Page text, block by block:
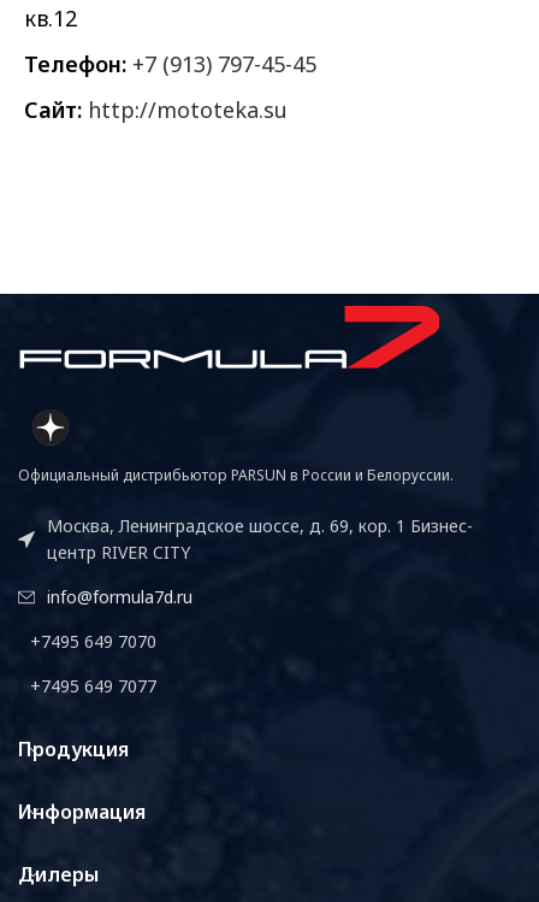
кв.12
Телефон: +7 (913) 797-45-45
Сайт: http://mototeka.su
Официальный дистрибьютор PARSUN в России и Белоруссии.
Москва, Ленинградское шоссе, д. 69, кор. 1 Бизнес-
центр RIVER CITY
info@formula7d.ru
+7495 649 7070
+7495 649 7077
Продукция
Информация
Дилеры